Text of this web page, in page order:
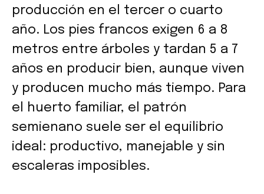
producción en el tercer o cuarto
año. Los pies francos exigen 6 a 8
metros entre árboles y tardan 5 a 7
años en producir bien, aunque viven
y producen mucho más tiempo. Para
el huerto familiar, el patrón
semienano suele ser el equilibrio
ideal: productivo, manejable y sin
escaleras imposibles.